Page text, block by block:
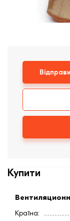
Купити
Країна: